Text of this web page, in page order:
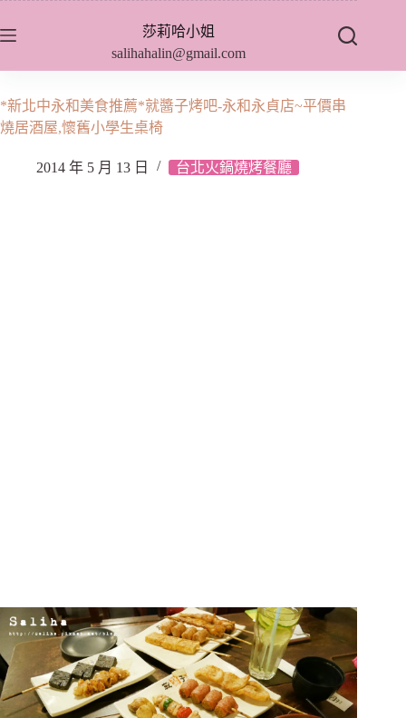
至
內
容
莎莉哈小姐
salihahalin@gmail.com
*新北中永和美食推薦*就醬子烤吧-永和永貞店~平價串
燒居酒屋,懷舊小學生桌椅
2014 年 5 月 13 日 台北火鍋燒烤餐廳